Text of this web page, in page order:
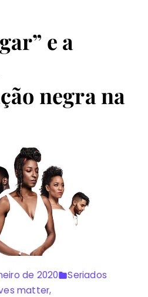
e a
negra na
de 2020
Seriados
matter,